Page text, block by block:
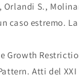
Orlandi S.,
caso estremo.
Growth
Atti del